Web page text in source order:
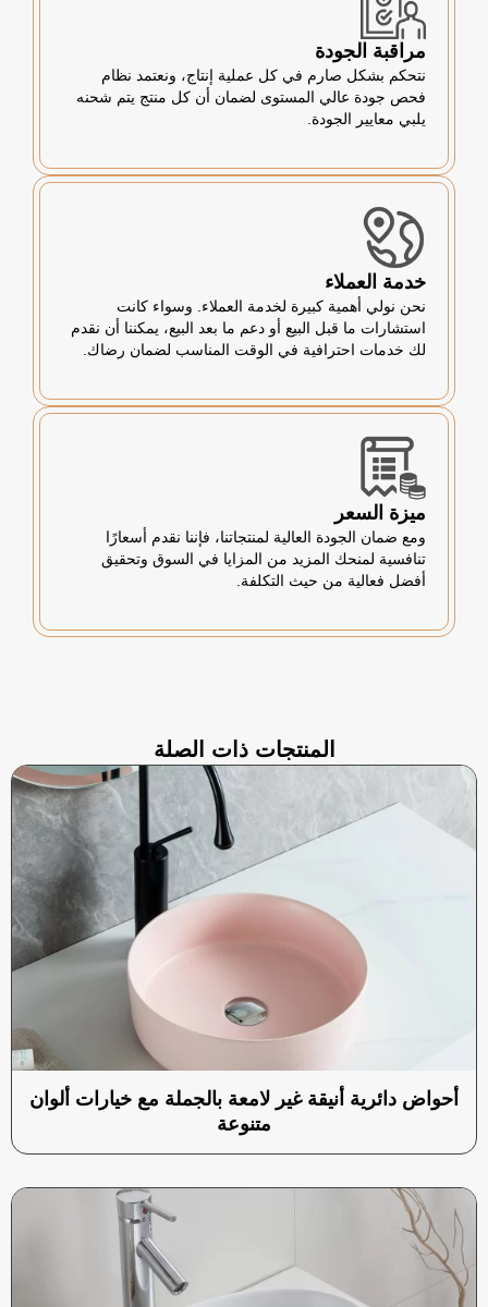
مراقبة الجودة
نتحكم بشكل صارم في كل عملية إنتاج، ونعتمد نظام
فحص جودة عالي المستوى لضمان أن كل منتج يتم شحنه
يلبي معايير الجودة.
خدمة العملاء
نحن نولي أهمية كبيرة لخدمة العملاء. وسواء كانت
استشارات ما قبل البيع أو دعم ما بعد البيع، يمكننا أن نقدم
لك خدمات احترافية في الوقت المناسب لضمان رضاك.
ميزة السعر
ومع ضمان الجودة العالية لمنتجاتنا، فإننا نقدم أسعارًا
تنافسية لمنحك المزيد من المزايا في السوق وتحقيق
أفضل فعالية من حيث التكلفة.
المنتجات ذات الصلة
أحواض دائرية أنيقة غير لامعة بالجملة مع خيارات ألوان
متنوعة